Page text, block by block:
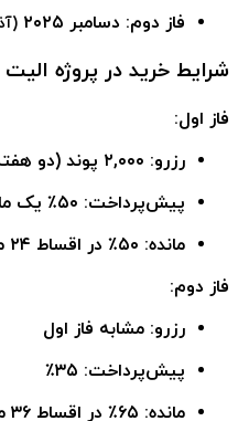
فاز دوم: دسامبر ۲۰۲۵
(آذر
شرایط خرید در پروژه
فاز اول:
رزرو: ۲,۰۰۰ پوند (دو هفته) یا ۵,۰۰۰ پوند (یک ماه)
پیش‌پرداخت: ۵۰٪ یک ماه بعد از رزرو
مانده: ۵۰٪ در اقساط ۲۴ ماهه بدون بهره
فاز دوم:
رزرو: مشابه فاز اول
پیش‌پرداخت: ۳۵٪
مانده: ۶۵٪ در اقساط ۳۶ ماهه بدون بهره